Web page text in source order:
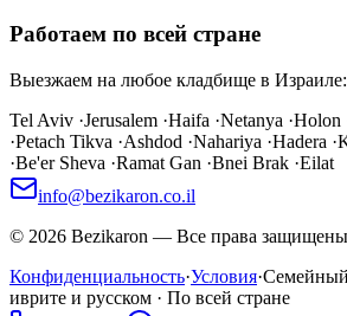
Работаем по всей стране
Выезжаем на любое кладбище в Израиле:
Tel Aviv ·Jerusalem ·Haifa ·Netanya ·Holon
·Petach Tikva ·Ashdod ·Nahariya ·Hadera ·
·Be'er Sheva ·Ramat Gan ·Bnei Brak ·Eilat
info@bezikaron.co.il
© 2026 Bezikaron — Все права
Конфиденциальность·Условия·Семейный
иврите и русском · По всей стране